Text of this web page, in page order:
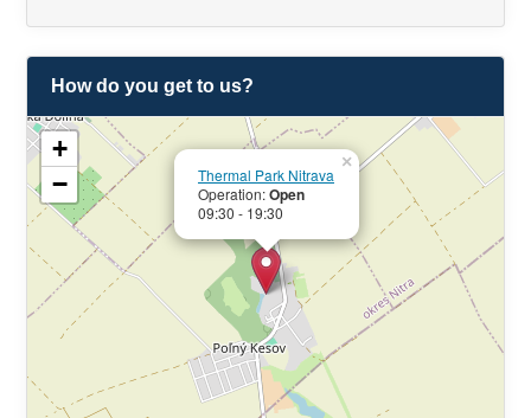
How do you get to us?
Thermal Park Nitrava
Operation:Open
09:30 - 19:30
×
+
−